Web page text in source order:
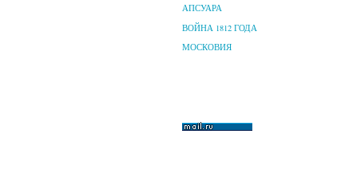
АПСУАРА
ВОЙНА 1812 ГОДА
МОСКОВИЯ